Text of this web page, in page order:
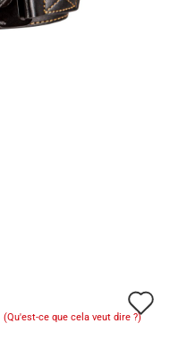
(Qu'est-ce que cela veut dire ?)